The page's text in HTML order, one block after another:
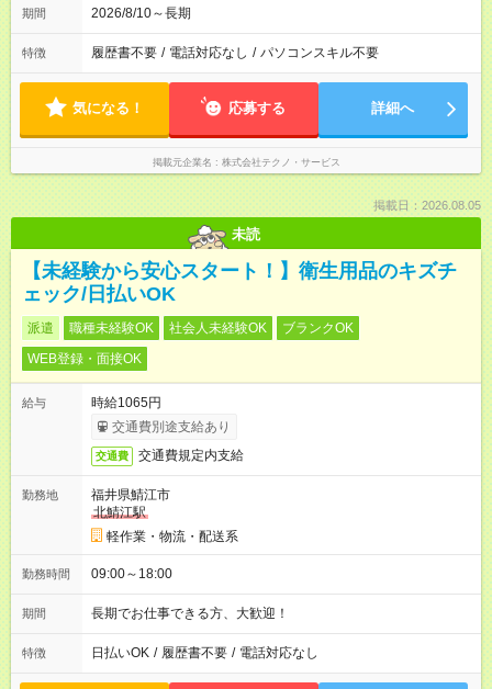
期間 2026/8/10～長期
特徴 履歴書不要 / 電話対応なし / パソコンスキル不要
気になる！ 応募する 詳細へ
掲載元企業名 株式会社テクノ・サービス
掲載日：2026.08.05
未読
【未経験から安心スタート！】衛生用品のキズチ
ェック/日払いOK
派遣 職種未経験OK 社会人未経験OK
ブランクOK
WEB登録・面接OK
給与
時給1065円
交通費別途支給あり
交通費 交通費規定内支給
勤務地
福井県鯖江市
北鯖江駅
軽作業・物流・配送系
勤務時間 09:00～18:00
期間 長期でお仕事できる方、大歓迎！
特徴 日払いOK / 履歴書不要 / 電話対応なし